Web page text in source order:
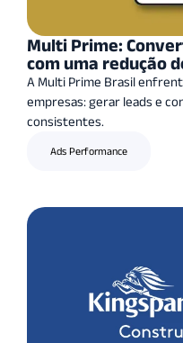
Multi Prime:
com uma redução
A Multi Prime Brasil
empresas: gerar leads e
consistentes.
Ads Performance